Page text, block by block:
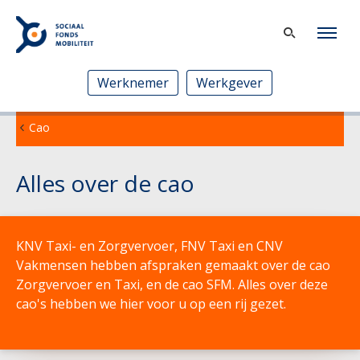
Werknemer Werkgever
Cao
Alles over de cao
KNV Taxi- en Zorgvervoer, FNV Taxi en CNV
Vakmensen hebben afspraken gemaakt over de cao
Zorgvervoer en Taxi, en de cao SFM. Alles over deze
cao's hebben we hier voor u op een rij gezet.